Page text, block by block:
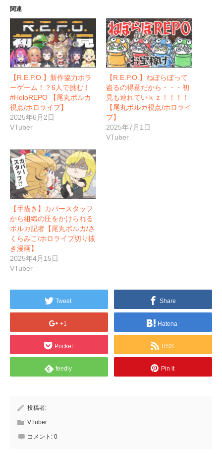
関連
【R.E.P.O.】新作協力ホラ
ーゲーム！？6人で挑む！
#HoloREPO 【尾丸ポルカ
視点/ホロライブ】
2025年6月2日
VTuber
【R.E.P.O.】ねぽらぼって
盗るの得意だから・・・初
見も連れていｋｚ！！！！
【尾丸ポルカ視点/ホロライ
ブ】
2025年7月1日
VTuber
【手描き】カバースタッフ
から組織の圧をかけられる
ポルカ記者【尾丸ポルカ/さ
くらみこ/ホロライブ切り抜
き漫画】
2025年4月15日
VTuber
Tweet Share
+1 Hatena
Pocket RSS
feedly Pin it
投稿者:
VTuber
コメント: 0